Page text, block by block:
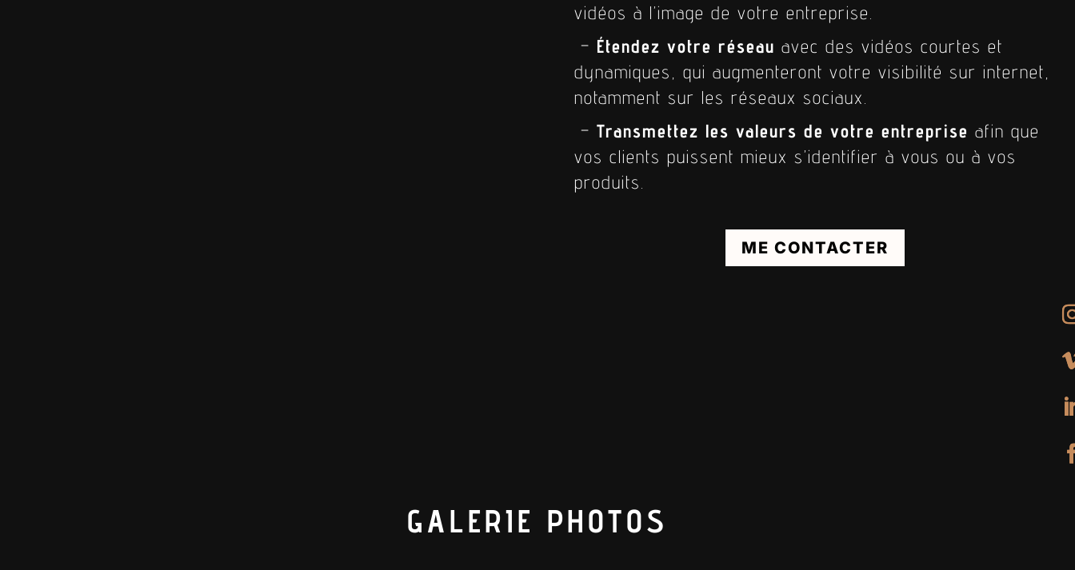
vidéos à l’image de votre entreprise.
– Étendez votre réseauavec des vidéos courtes et
dynamiques, qui augmenteront votre visibilité sur internet,
notamment sur les réseaux sociaux.
–Transmettez les valeurs de votre entrepriseafin que
vos clients puissent mieux s’identifier à vous ou à vos
produits.
ME CONTACTER
GALERIE PHOTOS